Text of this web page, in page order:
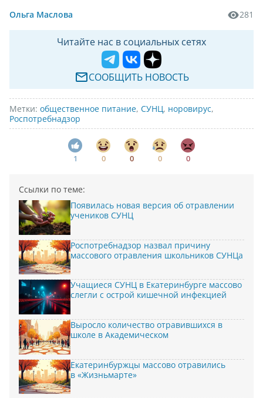
Ольга Маслова 281
Читайте нас в социальных сетях
СООБЩИТЬ НОВОСТЬ
Метки: общественное питание, СУНЦ, норовирус,
Роспотребнадзор
1 0 0 0 0
Ссылки по теме:
Появилась новая версия об отравлении
учеников СУНЦ
Роспотребнадзор назвал причину
массового отравления школьников СУНЦа
Учащиеся СУНЦ в Екатеринбурге массово
слегли с острой кишечной инфекцией
Выросло количество отравившихся в
школе в Академическом
Екатеринбуржцы массово отравились
в «Жизньмарте»